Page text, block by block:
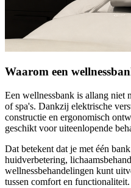
Waarom een
Een wellnessbank is allang niet
of spa's. Dankzij elektrische
constructie en ergonomisch
geschikt voor uiteenlopende
Dat betekent dat je met één
huidverbetering,
wellnessbehandelingen kunt
tussen comfort en